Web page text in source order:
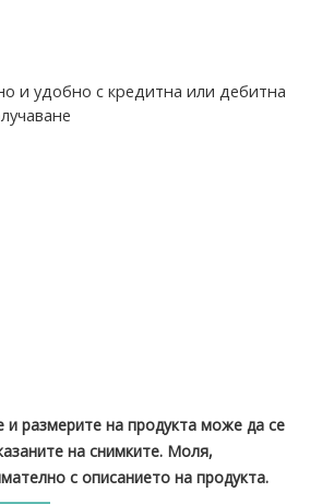
и удобно с кредитна или дебитна
размерите на продукта може да се
на снимките. Моля,
с описанието на продукта.